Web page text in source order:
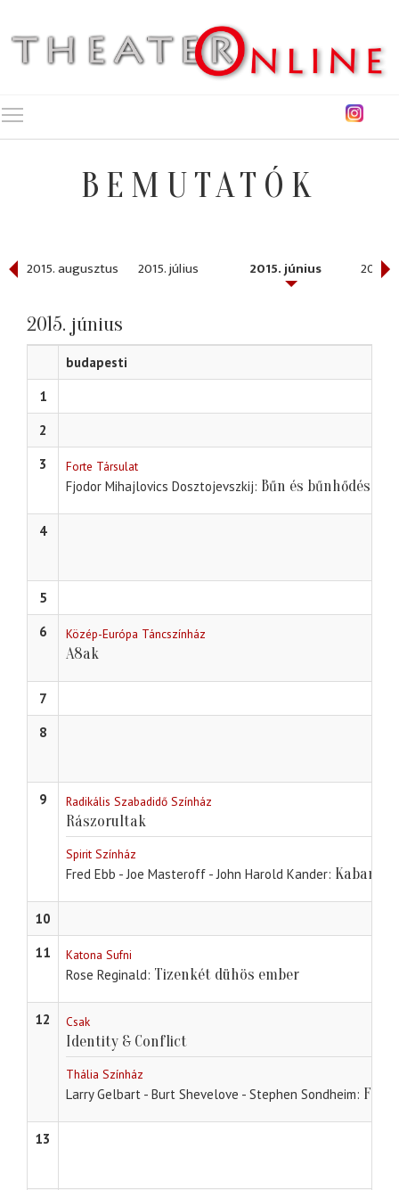
BEMUTATÓK
2015. augusztus 2015. július 2015. június 2015.
2015. június
budapesti
1
2
3
Forte Társulat
Fjodor Mihajlovics Dosztojevszkij Bűn és bűnhődés
4
5
6
Közép-Európa Táncszínház
A8ak
7
8
9 Radikális Szabadidő Színház
Rászorultak
Spirit Színház
Fred Ebb - Joe Masteroff - John Harold Kander Kabaré
10
11
Katona Sufni
Rose Reginald Tizenkét dühös ember
12 Csak
Identity & Conflict
Thália Színház
Larry Gelbart - Burt Shevelove - Stephen Sondheim
13